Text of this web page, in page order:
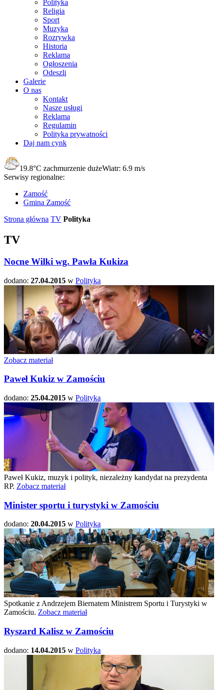
Polityka
Religia
Sport
Muzyka
Rozrywka
Historia
Reklama
Ogłoszenia
Odeszli
Galerie
O nas
Kontakt
Nasze usługi
Reklama
Regulamin
Polityka prywatności
Daj nam cynk
19.8°C zachmurzenie dużeWiatr: 6.9 m/s
Serwisy regionalne:
Zamość
Gmina Zamość
Strona główna TV Polityka
TV
Nocne Wilki wg. Pawła Kukiza
dodano: 27.04.2015 w Polityka
Zobacz materiał
Paweł Kukiz w Zamościu
dodano: 25.04.2015 w Polityka
Paweł Kukiz, muzyk i polityk, niezależny kandydat na prezydenta
RP. Zobacz materiał
Minister sportu i turystyki w Zamościu
dodano: 20.04.2015 w Polityka
Spotkanie z Andrzejem Biernatem Ministrem Sportu i Turystyki w
Zamościu. Zobacz materiał
Ryszard Kalisz w Zamościu
dodano: 14.04.2015 w Polityka